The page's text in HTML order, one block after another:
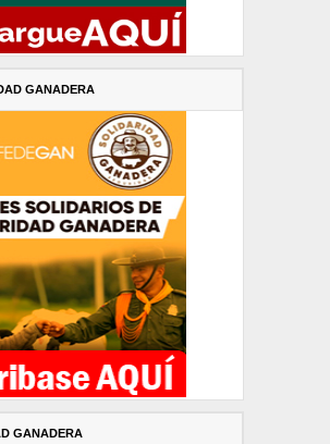
GANADERA
GANADERA